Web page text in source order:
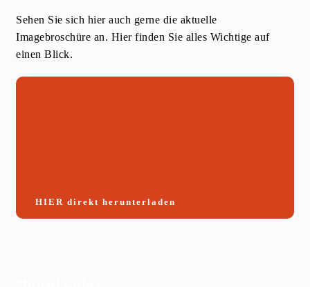
Sehen Sie sich hier auch gerne die aktuelle
Imagebroschüre an. Hier finden Sie alles Wichtige auf
einen Blick.
HIER direkt herunterladen